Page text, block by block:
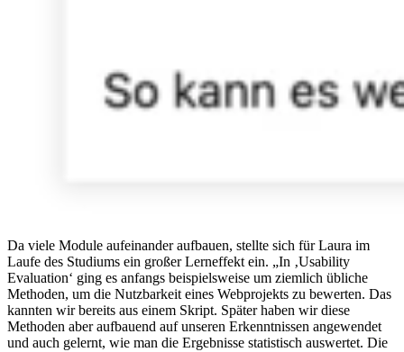
Da viele Module aufeinander aufbauen, stellte sich für Laura im
Laufe des Studiums ein großer Lerneffekt ein. „In ‚Usability
Evaluation‘ ging es anfangs beispielsweise um ziemlich übliche
Methoden, um die Nutzbarkeit eines Webprojekts zu bewerten. Das
kannten wir bereits aus einem Skript. Später haben wir diese
Methoden aber aufbauend auf unseren Erkenntnissen angewendet
und auch gelernt, wie man die Ergebnisse statistisch auswertet. Die